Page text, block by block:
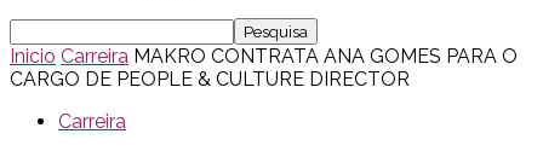
Inicio Carreira MAKRO CONTRATA ANA GOMES PARA O
CARGO DE PEOPLE & CULTURE DIRECTOR
Carreira